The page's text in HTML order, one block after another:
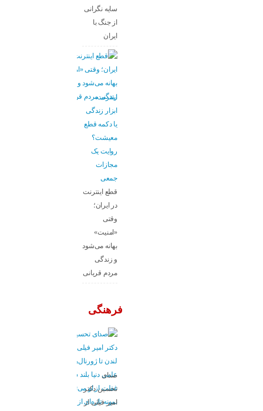
سایه نگرانی
از جنگ با
ایران
اینترنت،
ابزار زندگی
یا دکمه قطع
معیشت؟
روایت یک
مجازات
جمعی
قطع اینترنت
در ایران؛
وقتی
«امنیت»
بهانه می‌شود
و زندگی
مردم قربانی
فرهنگی
صدای
تحسین دکتر
امیر فیلی از